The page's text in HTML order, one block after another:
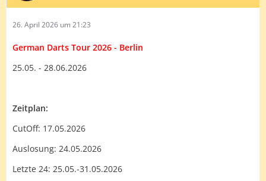
26. April 2026 um 21:23
German Darts Tour 2026 - Berlin
25.05. - 28.06.2026
Zeitplan:
CutOff: 17.05.2026
Auslosung: 24.05.2026
Letzte 24: 25.05.-31.05.2026